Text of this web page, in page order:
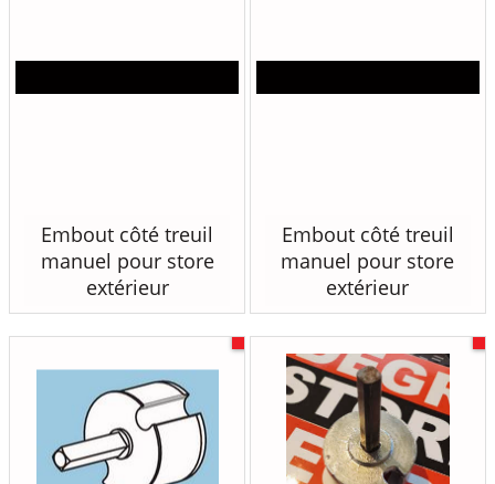
Embout côté treuil
manuel pour store
extérieur
Embout côté treuil
manuel pour store
extérieur